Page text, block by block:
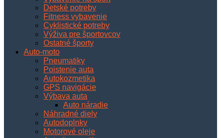
Detské potreby
Fitness vybavenie
Cyklistické potreby
Výživa pre športovcov
Ostatné športy
Auto-moto
Pneumatiky
Poistenie auta
Autokozmetika
GPS navigácie
Výbava auta
Auto náradie
Náhradné diely
Autodoplnky
Motorové oleje